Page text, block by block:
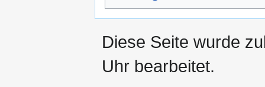
Diese Seite wurde
Uhr bearbeitet.